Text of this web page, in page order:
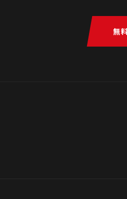
無